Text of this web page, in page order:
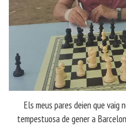
Els meus pares deien que vaig
tempestuosa de gener a